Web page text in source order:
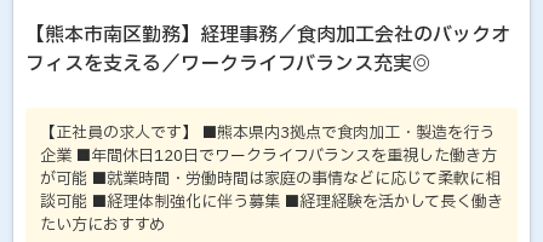
【熊本市南区勤務】経理事務／食肉加工会社のバックオ
フィスを支える／ワークライフバランス充実◎
【正社員の求人です】 ■熊本県内3拠点で食肉加工・製造を行う
企業 ■年間休日120日でワークライフバランスを重視した働き方
が可能 ■就業時間・労働時間は家庭の事情などに応じて柔軟に相
談可能 ■経理体制強化に伴う募集 ■経理経験を活かして長く働き
たい方におすすめ